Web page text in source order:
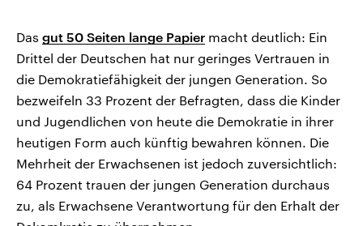
Das gut 50 Seiten lange Papier macht deutlich: Ein
Drittel der Deutschen hat nur geringes Vertrauen in
die Demokratiefähigkeit der jungen Generation. So
bezweifeln 33 Prozent der Befragten, dass die Kinder
und Jugendlichen von heute die Demokratie in ihrer
heutigen Form auch künftig bewahren können. Die
Mehrheit der Erwachsenen ist jedoch zuversichtlich:
64 Prozent trauen der jungen Generation durchaus
zu, als Erwachsene Verantwortung für den Erhalt der